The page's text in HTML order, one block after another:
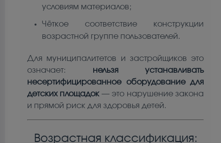
условиям материалов;
Чёткое соответствие конструкции
возрастной группе пользователей.
Для муниципалитетов и застройщиков это
означает: нельзя устанавливать
несертифицированное оборудование для
детских площадок— это нарушение закона
и прямой риск для здоровья детей.
Возрастная классификация: